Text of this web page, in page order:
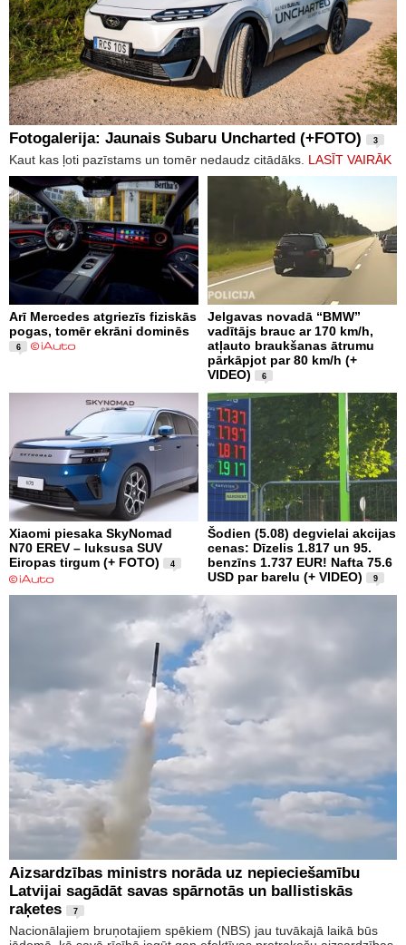
Fotogalerija: Jaunais Subaru Uncharted (+FOTO) 3
Kaut kas ļoti pazīstams un tomēr nedaudz citādāks. LASĪT VAIRĀK
Arī Mercedes atgriezīs fiziskās
pogas, tomēr ekrāni dominēs
6
Jelgavas novadā “BMW”
vadītājs brauc ar 170 km/h,
atļauto braukšanas ātrumu
pārkāpjot par 80 km/h (+
VIDEO)
6
Xiaomi piesaka SkyNomad
N70 EREV – luksusa SUV
Eiropas tirgum (+ FOTO)
4
Šodien (5.08) degvielai akcijas
cenas: Dīzelis 1.817 un 95.
benzīns 1.737 EUR! Nafta 75.6
USD par barelu (+ VIDEO)
9
Aizsardzības ministrs norāda uz nepieciešamību
Latvijai sagādāt savas spārnotās un ballistiskās
raķetes
7
Nacionālajiem bruņotajiem spēkiem (NBS) jau tuvākajā laikā būs